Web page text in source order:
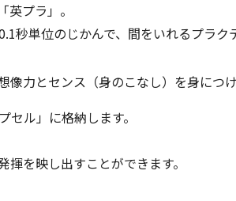
プラ」。
単位のじかんで、間をいれるプラク
力とセンス（身のこなし）を身につ
ル」に格納します。
を映し出すことができます。